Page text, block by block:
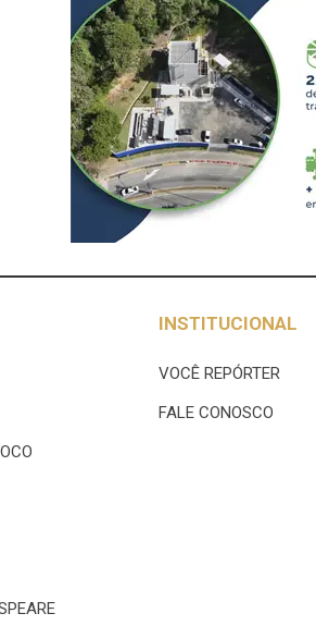
INSTITUCIONAL
VOCÊ REPÓRTER
FALE CONOSCO